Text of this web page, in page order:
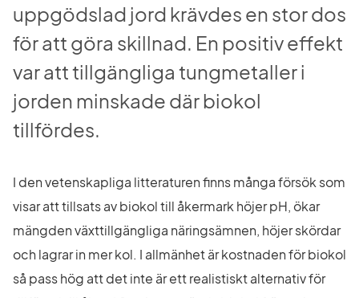
uppgödslad jord krävdes en stor dos
för att göra skillnad. En positiv effekt
var att tillgängliga tungmetaller i
jorden minskade där biokol
tillfördes.
I den vetenskapliga litteraturen finns många försök som
visar att tillsats av biokol till åkermark höjer pH, ökar
mängden växttillgängliga näringsämnen, höjer skördar
och lagrar in mer kol. I allmänhet är kostnaden för biokol
så pass hög att det inte är ett realistiskt alternativ för